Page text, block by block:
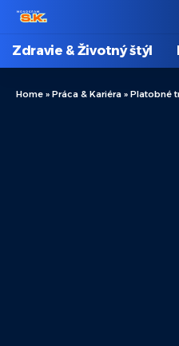
Zdravie & Životný štýl
Home » Práca & Kariéra » Platobné trendy